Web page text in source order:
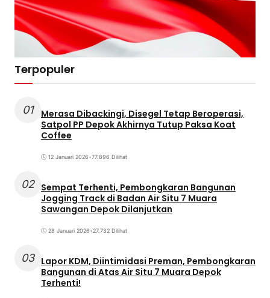
Terpopuler
01
Merasa Dibackingi, Disegel Tetap Beroperasi,
Satpol PP Depok Akhirnya Tutup Paksa Koat
Coffee
12 Januari 2026•77.896 Dilihat
02 Sempat Terhenti, Pembongkaran Bangunan
Jogging Track di Badan Air Situ 7 Muara
Sawangan Depok Dilanjutkan
28 Januari 2026•27.732 Dilihat
03 Lapor KDM, Diintimidasi Preman, Pembongkaran
Bangunan di Atas Air Situ 7 Muara Depok
Terhenti!